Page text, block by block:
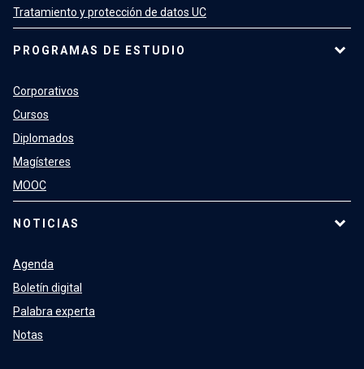
Tratamiento y protección de datos UC
PROGRAMAS DE ESTUDIO
Corporativos
Cursos
Diplomados
Magísteres
MOOC
NOTICIAS
Agenda
Boletín digital
Palabra experta
Notas